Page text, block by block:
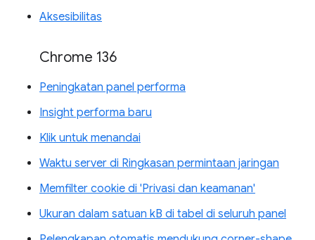
Aksesibilitas
Chrome 136
Peningkatan panel performa
Insight performa baru
Klik untuk menandai
Waktu server di Ringkasan permintaan jaringan
Memfilter cookie di 'Privasi dan keamanan'
Ukuran dalam satuan kB di tabel di seluruh panel